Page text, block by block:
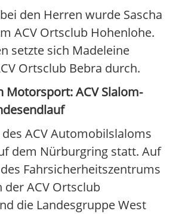
den Herren wurde Sascha
ACV Ortsclub Hohenlohe.
setzte sich Madeleine
Ortsclub Bebra durch.
Motorsport: ACV Slalom-
des ACV Automobilslaloms
dem Nürburgring statt. Auf
Fahrsicherheitszentrums
der ACV Ortsclub
die Landesgruppe West